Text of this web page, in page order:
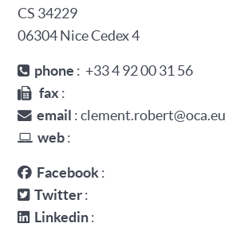
CS 34229
06304 Nice Cedex 4
phone : +33 4 92 00 31 56
fax:
email : clement.robert@oca.eu
web:
Facebook:
Twitter:
Linkedin: